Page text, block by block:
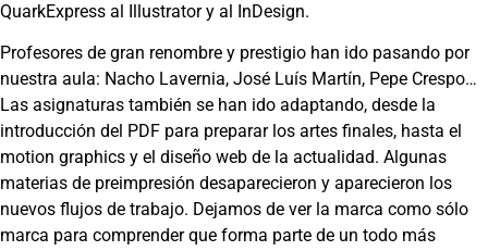
QuarkExpress al Illustrator y al InDesign.
Profesores de gran renombre y prestigio han ido pasando por
nuestra aula: Nacho Lavernia, José Luís Martín, Pepe Crespo…
Las asignaturas también se han ido adaptando, desde la
introducción del PDF para preparar los artes finales, hasta el
motion graphics y el diseño web de la actualidad. Algunas
materias de preimpresión desaparecieron y aparecieron los
nuevos flujos de trabajo. Dejamos de ver la marca como sólo
marca para comprender que forma parte de un todo más